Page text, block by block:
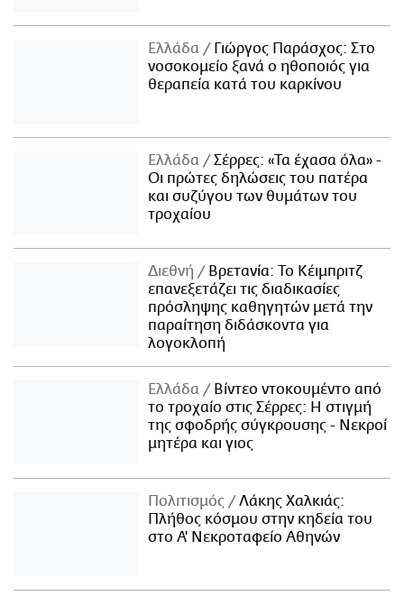
Ελλάδα
Γιώργος Παράσχος: Στο
νοσοκομείο ξανά ο ηθοποιός για
θεραπεία κατά του καρκίνου
Ελλάδα
Σέρρες: «Τα έχασα όλα» -
Οι πρώτες δηλώσεις του πατέρα
και συζύγου των θυμάτων του
τροχαίου
Διεθνή
Βρετανία: Το Κέιμπριτζ
επανεξετάζει τις διαδικασίες
πρόσληψης καθηγητών μετά την
παραίτηση διδάσκοντα για
λογοκλοπή
Ελλάδα
Βίντεο ντοκουμέντο από
το τροχαίο στις Σέρρες: Η στιγμή
της σφοδρής σύγκρουσης - Νεκροί
μητέρα και γιος
Πολιτισμός
Λάκης Χαλκιάς:
Πλήθος κόσμου στην κηδεία του
στο Α' Νεκροταφείο Αθηνών